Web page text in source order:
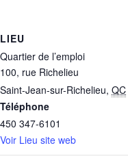
LIEU
Quartier de l’emploi
100, rue Richelieu
Saint-Jean-sur-Richelieu, QC
Téléphone
450 347-6101
Voir Lieu site web